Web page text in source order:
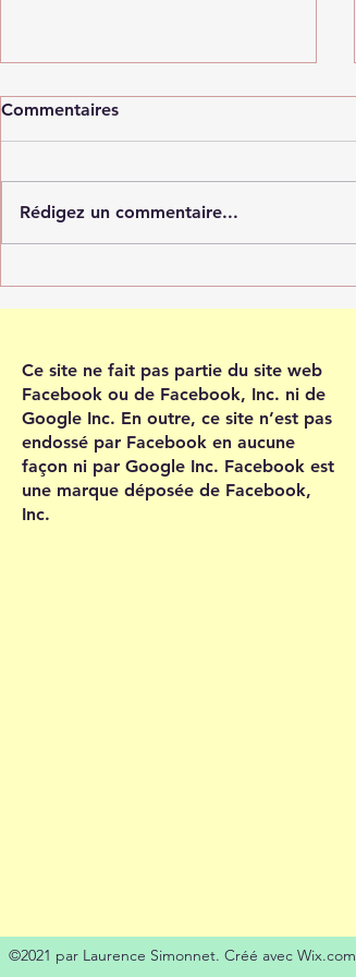
crois en toi
Commentaires
Rédigez un commentaire...
Ce site ne fait pas partie du site web
Facebook ou de Facebook, Inc. ni de
Google Inc. En outre, ce site n’est pas
endossé par Facebook en aucune
façon ni par Google Inc. Facebook est
une marque déposée de Facebook,
Inc.
©2021 par Laurence Simonnet. Créé avec Wix.com